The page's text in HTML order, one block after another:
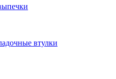
втулки